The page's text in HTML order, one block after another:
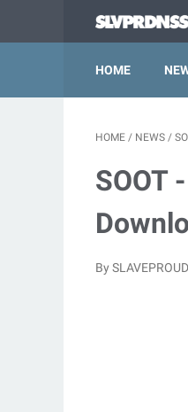
HOME
HOME / NEWS /
SOOT
By